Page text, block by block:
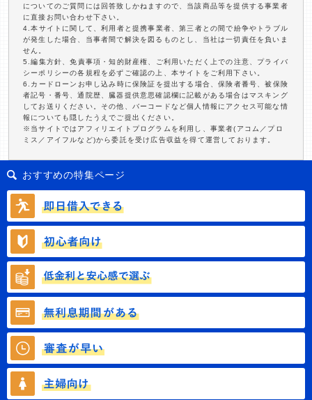
についてのご質問には回答致しかねますので、当該商品等を提供する事業者
に直接お問い合わせ下さい。
4.本サイトに関して、利用者と提携事業者、第三者との間で紛争やトラブル
が発生した場合、当事者間で解決を図るものとし、当社は一切責任を負いま
せん。
5.編集方針、免責事項・知的財産権、ご利用いただく上での注意、プライバ
シーポリシーの各規程を必ずご確認の上、本サイトをご利用下さい。
6.カードローンお申し込み時に保険証を提出する場合、保険者番号、被保険
者記号・番号、通院歴、臓器提供意思確認欄に記載がある場合はマスキング
してお送りください。その他、バーコードなど個人情報にアクセス可能な情
報についても隠したうえでご提出ください。
※当サイトではアフィリエイトプログラムを利用し、事業者(アコム／プロ
ミス／アイフルなど)から委託を受け広告収益を得て運営しております。
おすすめの特集ページ